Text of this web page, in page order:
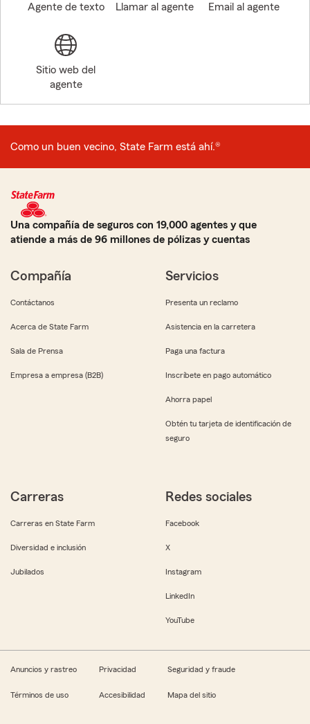
Agente de texto Llamar al agente Email al agente
Sitio web del
agente
Como un buen vecino, State Farm está ahí.®
Una compañía de seguros con 19,000 agentes y que
atiende a más de 96 millones de pólizas y cuentas
Compañía
Contáctanos
Acerca de State Farm
Sala de Prensa
Empresa a empresa (B2B)
Servicios
Presenta un reclamo
Asistencia en la carretera
Paga una factura
Inscríbete en pago automático
Ahorra papel
Obtén tu tarjeta de identificación de
seguro
Carreras
Carreras en State Farm
Diversidad e inclusión
Jubilados
Redes sociales
Facebook
X
Instagram
LinkedIn
YouTube
Anuncios y rastreo Privacidad Seguridad y fraude
Términos de uso Accesibilidad Mapa del sitio